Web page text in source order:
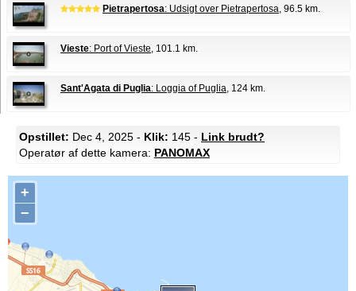
Pietrapertosa: Udsigt over Pietrapertosa, 96.5 km.
Vieste: Port of Vieste, 101.1 km.
Sant'Agata di Puglia: Loggia of Puglia, 124 km.
Opstillet: Dec 4, 2025 - Klik: 145 - Link brudt?
Operatør af dette kamera: PANOMAX
+
−